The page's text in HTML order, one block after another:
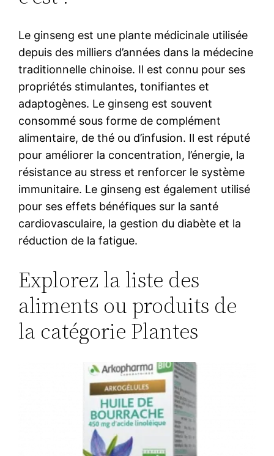
Le ginseng est une plante médicinale utilisée
depuis des milliers d’années dans la médecine
traditionnelle chinoise. Il est connu pour ses
propriétés stimulantes, tonifiantes et
adaptogènes. Le ginseng est souvent
consommé sous forme de complément
alimentaire, de thé ou d’infusion. Il est réputé
pour améliorer la concentration, l’énergie, la
résistance au stress et renforcer le système
immunitaire. Le ginseng est également utilisé
pour ses effets bénéfiques sur la santé
cardiovasculaire, la gestion du diabète et la
réduction de la fatigue.
Explorez la liste des
aliments ou produits de
la catégorie Plantes